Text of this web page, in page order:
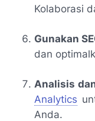
Kolaborasi
Gunakan
dan
Analisis
Analytics
Anda.